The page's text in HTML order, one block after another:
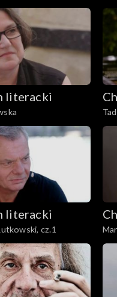
literacki
literacki
cz.1